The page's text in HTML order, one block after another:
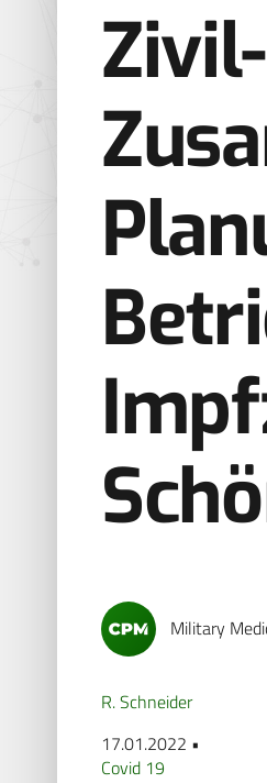
Military
R. Schneider
17.01.2022 •
Covid 19